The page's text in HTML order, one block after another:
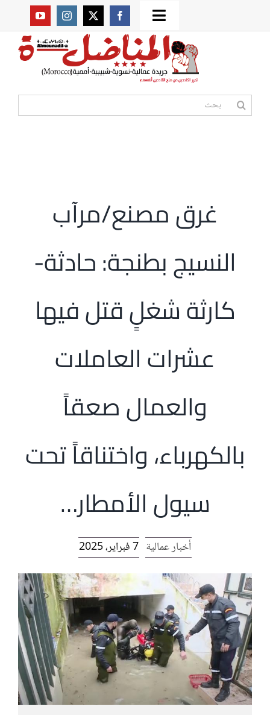
to
Toggle
Navigation
من نحن؟
افتتاحية موقع المناضل-ة
البحث
غرق مصنع/مرآب
النسيج بطنجة: حادثة-
كارثة شغلٍ قتل فيها
عشرات العاملات
والعمال صعقاً
بالكهرباء، واختناقاً تحت
سيول الأمطار…
أخبار عمالية 7 فبراير، 2025